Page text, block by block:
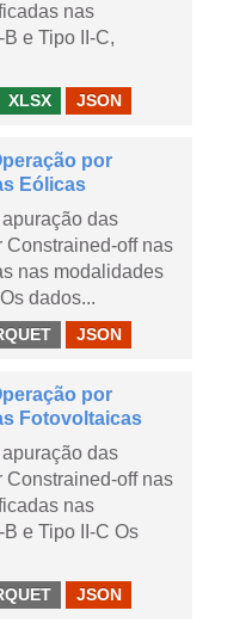
nas
e Tipo II-C,
XLSX JSON
por
Eólicas
das
Constrained-off nas
nas modalidades
dados...
JSON
por
Fotovoltaicas
das
Constrained-off nas
nas
e Tipo II-C Os
JSON